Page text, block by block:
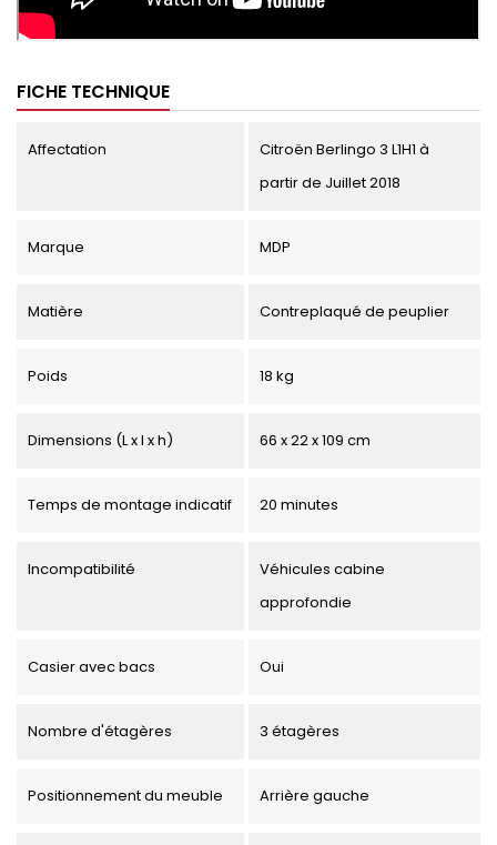
FICHE TECHNIQUE
Affectation
Citroën Berlingo 3 L1H1 à
partir de Juillet 2018
Marque MDP
Matière Contreplaqué de peuplier
Poids 18 kg
Dimensions (L x l x h) 66 x 22 x 109 cm
Temps de montage indicatif 20 minutes
Incompatibilité
Véhicules cabine
approfondie
Casier avec bacs Oui
Nombre d'étagères 3 étagères
Positionnement du meuble Arrière gauche